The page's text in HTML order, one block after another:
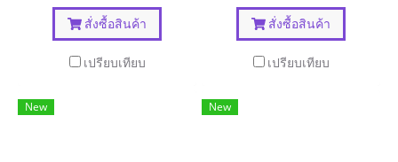
สั่งซื้อสินค้า
เปรียบเทียบ
สั่งซื้อสินค้า
เปรียบเทียบ
New New